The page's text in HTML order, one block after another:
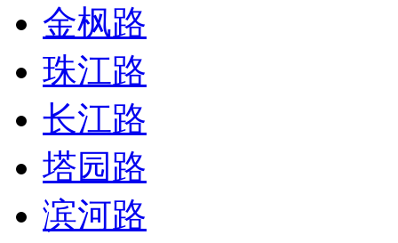
金枫路
珠江路
长江路
塔园路
滨河路